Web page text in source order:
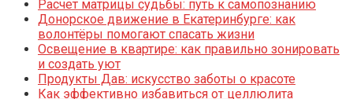
Расчет матрицы судьбы: путь к самопознанию
Донорское движение в Екатеринбурге: как
волонтёры помогают спасать жизни
Освещение в квартире: как правильно зонировать
и создать уют
Продукты Дав: искусство заботы о красоте
Как эффективно избавиться от целлюлита